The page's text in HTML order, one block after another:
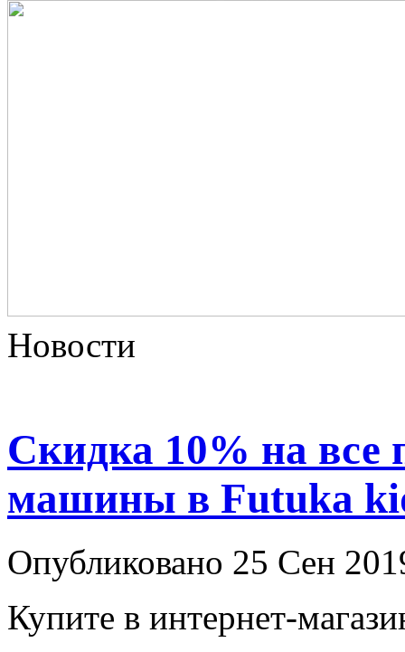
Новости
Скидка 10% на все
машины в Futuka
Опубликовано 25 Сен
Купите в интернет-